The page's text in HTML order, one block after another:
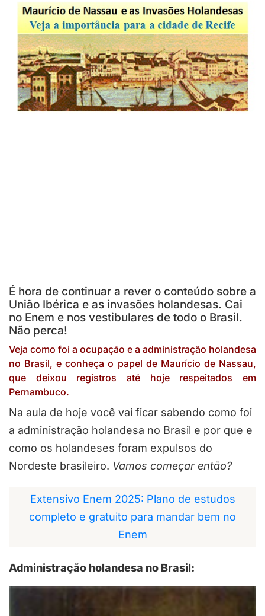
É hora de continuar a rever o conteúdo sobre a
União Ibérica e as invasões holandesas. Cai
no Enem e nos vestibulares de todo o Brasil.
Não perca!
Veja como foi a ocupação e a administração holandesa
no Brasil, e conheça o papel de Maurício de Nassau,
que deixou registros até hoje respeitados em
Pernambuco.
Na aula de hoje você vai ficar sabendo como foi
a administração holandesa no Brasil e por que e
como os holandeses foram expulsos do
Nordeste brasileiro. Vamos começar então?
Extensivo Enem 2025: Plano de estudos
completo e gratuito para mandar bem no
Enem
Administração holandesa no Brasil: